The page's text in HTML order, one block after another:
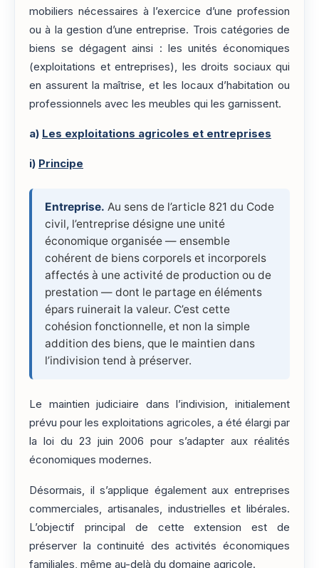
mobiliers nécessaires à l’exercice d’une profession
ou à la gestion d’une entreprise. Trois catégories de
biens se dégagent ainsi : les unités économiques
(exploitations et entreprises), les droits sociaux qui
en assurent la maîtrise, et les locaux d’habitation ou
professionnels avec les meubles qui les garnissent.
a) Les exploitations agricoles et entreprises
i) Principe
Entreprise. Au sens de l’article 821 du Code
civil, l’entreprise désigne une unité
économique organisée — ensemble
cohérent de biens corporels et incorporels
affectés à une activité de production ou de
prestation — dont le partage en éléments
épars ruinerait la valeur. C’est cette
cohésion fonctionnelle, et non la simple
addition des biens, que le maintien dans
l’indivision tend à préserver.
Le maintien judiciaire dans l’indivision, initialement
prévu pour les exploitations agricoles, a été élargi par
la loi du 23 juin 2006 pour s’adapter aux réalités
économiques modernes.
Désormais, il s’applique également aux entreprises
commerciales, artisanales, industrielles et libérales.
L’objectif principal de cette extension est de
préserver la continuité des activités économiques
familiales, même au-delà du domaine agricole.